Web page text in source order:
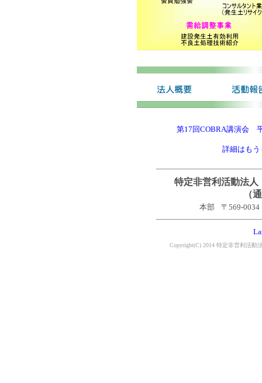
第17回COBRA講演会
詳細はも
特定非営利活動法
（
本部 〒569-
Copyright(C) 2014 特定非営利活動